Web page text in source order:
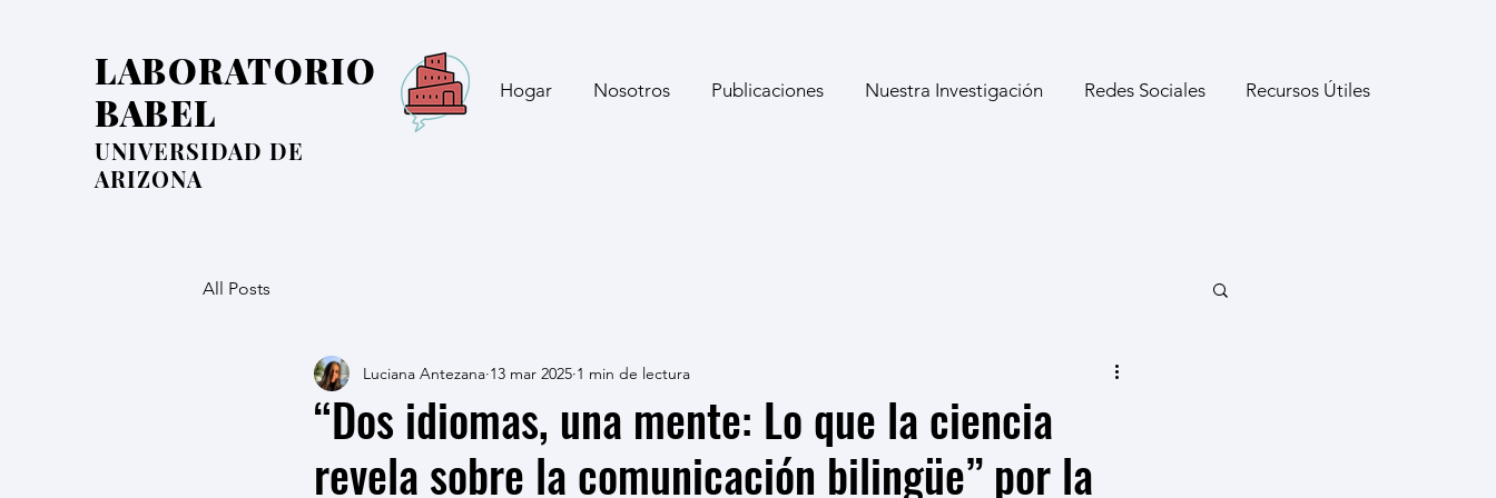
LABORATORIO
BABEL
UNIVERSIDAD DE
ARIZONA
Hogar Nosotros Publicaciones Nuestra Investigación Redes Sociales Recursos Útiles
All Posts
“Dos idiomas, una mente: Lo que la ciencia
revela sobre la comunicación bilingüe” por la
Luciana Antezana 13 mar 2025 1 min de lectura